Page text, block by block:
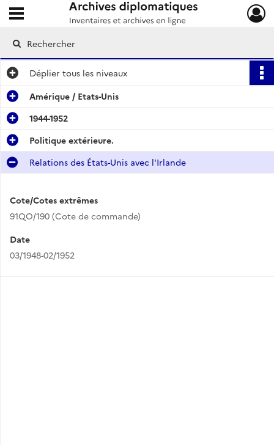
Archives diplomatiques
Ouvrir le menu déroulant
Déplier tous les niveaux
Amérique / Etats-Unis
1944-1952
Politique extérieure.
Relations des États-Unis avec l'Irlande
Cote/Cotes extrêmes
91QO/190 (Cote de commande)
Date
03/1948-02/1952